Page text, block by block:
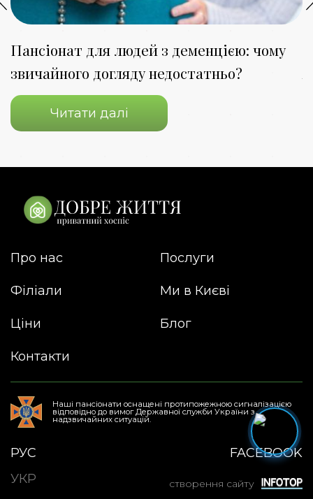
Пансіонат для людей з деменцією: чому
звичайного догляду недостатньо?
Читати далі
Про нас Послуги
Філіали Ми в Києві
Ціни Блог
Контакти
Наші пансіонати оснащені протипожежною сигналізацією
відповідно до вимог Державної служби України з
надзвичайних ситуацій.
РУС
УКР
FACEBOOK
створення сайту